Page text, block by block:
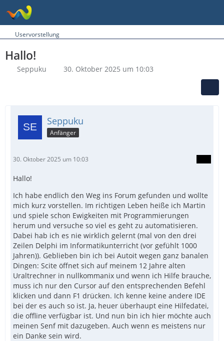
Uservorstellung
Hallo!
Seppuku 30. Oktober 2025 um 10:03
Seppuku
Anfänger
30. Oktober 2025 um 10:03
Hallo!
Ich habe endlich den Weg ins Forum gefunden und wollte
mich kurz vorstellen. Im richtigen Leben heiße ich Martin
und spiele schon Ewigkeiten mit Programmierungen
herum und versuche so viel es geht zu automatisieren.
Dabei hab ich es nie wirklich gelernt (mal von den drei
Zeilen Delphi im Informatikunterricht (vor gefühlt 1000
Jahren)). Geblieben bin ich bei Autoit wegen ganz banalen
Dingen: Scite öffnet sich auf meinem 12 Jahre alten
Uraltrechner in nullkommanix und wenn ich Hilfe brauche,
muss ich nur den Cursor auf den entsprechenden Befehl
klicken und dann F1 drücken. Ich kenne keine andere IDE
bei der es auch so ist. Ja, heuer überhaupt eine Hilfedatei,
die offline verfügbar ist. Und nun bin ich hier möchte auch
meinen Senf mit dazugeben. Auch wenn es meistens nur
ein Danke sein wird.